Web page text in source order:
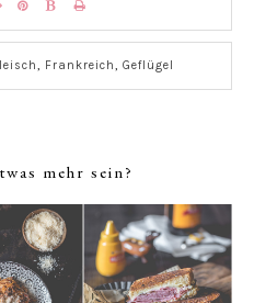
, Frankreich, Geflügel
mehr sein?